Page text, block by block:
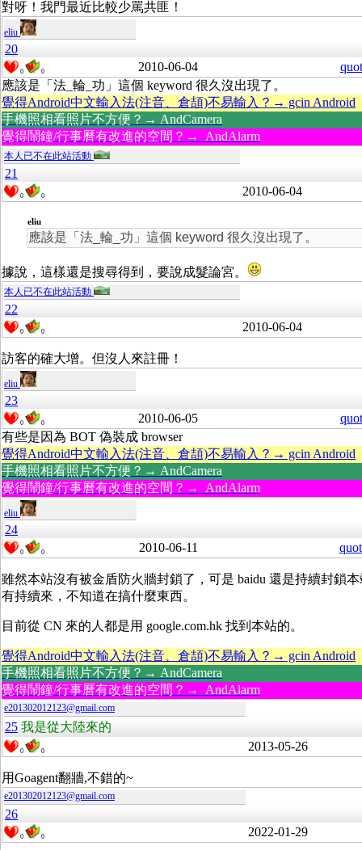
對呀！我門最近比較少罵共匪！
eliu
20
0 0 2010-06-04
應該是「法_輪_功」這個 keyword 很久沒出現了。
覺得Android中文輸入法(注音、倉頡)不易輸入？→ gcin Android
手機照相看照片不方便？→ AndCamera
覺得鬧鐘/行事曆有改進的空間？→ AndAlarm
本人已不在此站活動
21
0 0 2010-06-04
eliu
應該是「法_輪_功」這個 keyword 很久沒出現了。
據說，這樣還是搜尋得到，要說成髮論宮。
本人已不在此站活動
22
0 0 2010-06-04
訪客的確大增。但沒人來註冊！
eliu
23
0 0 2010-06-05
有些是因為 BOT 偽裝成 browser
覺得Android中文輸入法(注音、倉頡)不易輸入？→ gcin Android
手機照相看照片不方便？→ AndCamera
覺得鬧鐘/行事曆有改進的空間？→ AndAlarm
eliu
24
0 0 2010-06-11
雖然本站沒有被金盾防火牆封鎖了，可是 baidu 還是持續封鎖
有持續來，不知道在搞什麼東西。
目前從 CN 來的人都是用 google.com.hk 找到本站的。
覺得Android中文輸入法(注音、倉頡)不易輸入？→ gcin Android
手機照相看照片不方便？→ AndCamera
覺得鬧鐘/行事曆有改進的空間？→ AndAlarm
e201302012123@gmail.com
25 我是從大陸來的
0 0 2013-05-26
用Goagent翻牆,不錯的~
e201302012123@gmail.com
26
0 0 2022-01-29